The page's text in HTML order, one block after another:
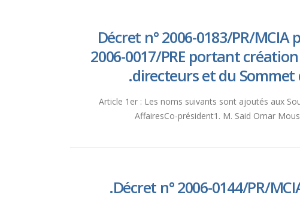
Décret n° 2006-0183/PR/
2006-0017/PRE portant
directeurs et du Sommet
Article 1er : Les noms suivants sont ajoutés aux
AffairesCo-président1. M. Said Omar
Décret n° 2006-0144/PR/